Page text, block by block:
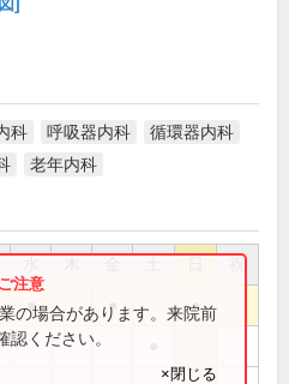
科 呼吸器内科
循環器内科
老年内科
祝
● ● ●
の場合があります。来院前
ください。
×閉じる